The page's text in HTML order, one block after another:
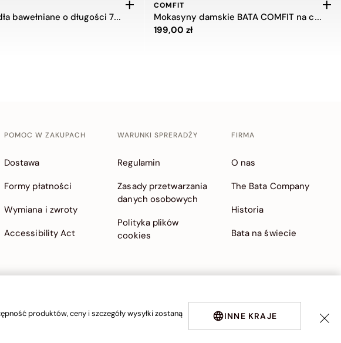
Sznurowadła bawełniane o długości 70 cm
COMFIT
Mokasyny damskie BATA COMFIT na co dzień
Cena 199,00 zł
199,00 zł
produktów, ceny i szczegóły wysyłki zostaną
INNE KRAJE
POMOC W ZAKUPACH
Dostawa
Formy płatności
Wymiana i zwroty
Accessibility Act
WARUNKI SPRERADŹY
Regulamin
Zasady przetwarzania
danych osobowych
Polityka plików
cookies
FIRMA
O nas
The Bata Company
Historia
Bata na świecie